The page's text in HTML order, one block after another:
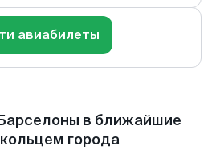
авиабилеты
в ближайшие
города